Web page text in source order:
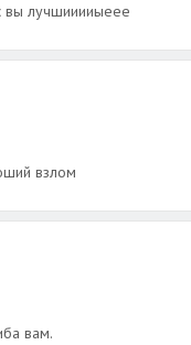
вы лучшииииыеее
взлом
вам.